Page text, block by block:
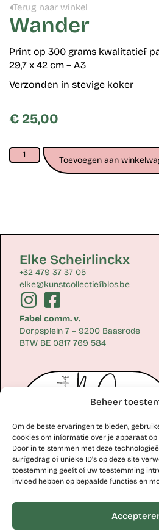
Beheer
Om de beste ervaringen te bieden,
cookies om informatie over je apparaat
Door in te stemmen met deze
surfgedrag of unieke ID's op deze site
toestemming geeft of uw toestemming
invloed hebben op bepaalde functies en
Terug naar winkel
Wander
Print op 300 grams kwalitatief
29,7 x 42 cm – A3
Verzonden in stevige koker
€ 25,00
Toevoegen aan
Elke Scheirlinckx
+32 479 37 37 05
elke@kunstcollectiefblos.be
Fabel comm. v.
Dorpsplein 7 – 9200 Baasrode
BTW BE 0817 769 584
Erik Scheirlinckx
erik@kunstcollectiefblos.be